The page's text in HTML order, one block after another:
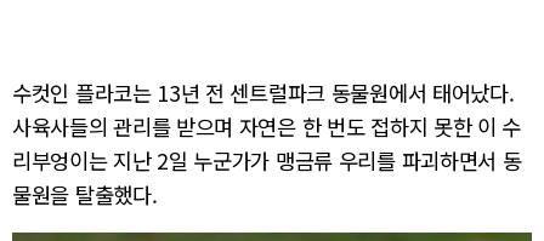
수컷인 플라코는 13년 전 센트럴파크 동물원에서 태어났다.
사육사들의 관리를 받으며 자연은 한 번도 접하지 못한 이 수
리부엉이는 지난 2일 누군가가 맹금류 우리를 파괴하면서 동
물원을 탈출했다.